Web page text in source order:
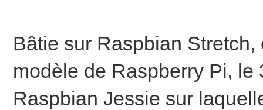
Bâtie sur Raspbian
modèle de Raspberry Pi,
Raspbian Jessie sur